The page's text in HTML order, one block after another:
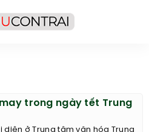
trong ngày tết Trung
diện ở Trung tâm văn hóa Trung